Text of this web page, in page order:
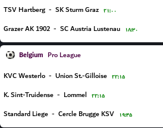
TSV Hartberg - SK Sturm Graz ۲۱:۰۰
Grazer AK 1902 - SC Austria Lustenau ۱۸:۳۰
Belgium Pro League
KVC Westerlo - Union St.-Gilloise ۲۲:۱۵
K. Sint-Truidense - Lommel ۲۲:۱۵
Standard Liege - Cercle Brugge KSV ۱۹:۴۵